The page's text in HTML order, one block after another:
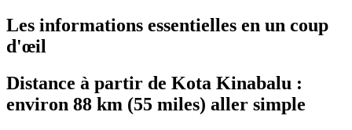
Les informations essentielles en un coup
d'œil
Distance à partir de Kota Kinabalu :
environ 88 km (55 miles) aller simple